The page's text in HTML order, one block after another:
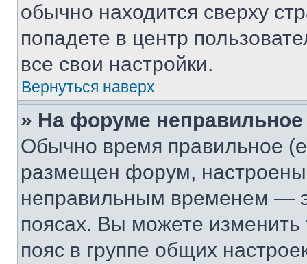
обычно находится сверху
попадете в центр
все свои настройки.
Вернуться наверх
» На форуме
Обычно время правильное
размещен форум, настроены
неправильным временем —
поясах. Вы можете изменить
пояс в группе общих